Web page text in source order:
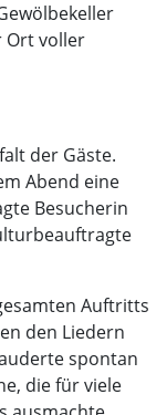
Ort voller
der Gäste.
Abend eine
Besucherin
Auftritts
den Liedern
spontan
die für viele